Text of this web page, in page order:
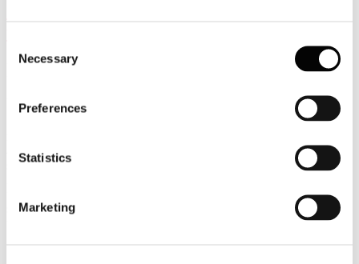
Selection
Necessary
Preferences
Statistics
Marketing
“Settore manifatturiero con le spalle al muro per la corsa della CO2.
Roma, 11 febbraio 2021 - I recenti aumenti dei prezzi della CO2
acquistare sui mercati le quote per le proprie emissioni a prezzi non
sostenibili e impossibilitata, a differenza degli operatori elettrici, a
mercato di hedge fund e speculatori finanziari, come riporta la
stampa nazionale, sta causando una profonda scissione tra